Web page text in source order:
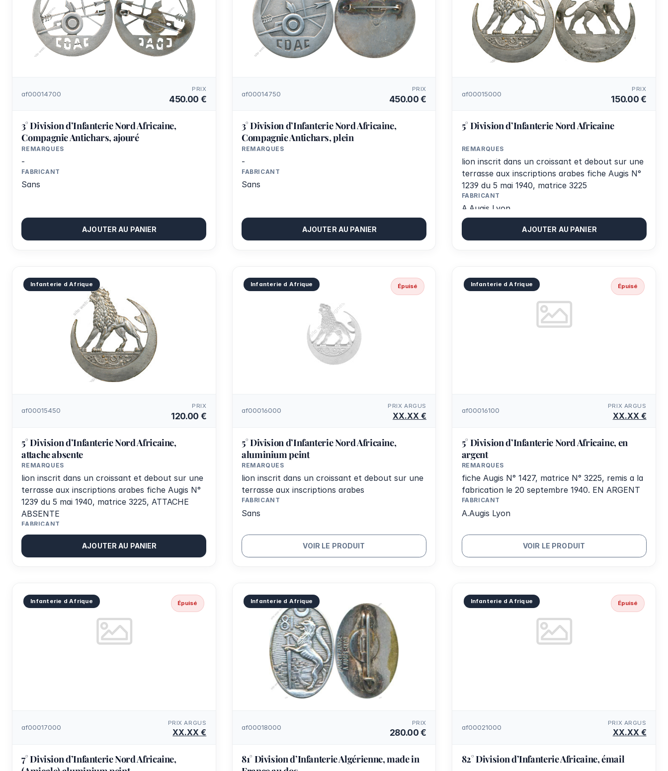
af00014700
PRIX
450.00 €
3° Division d’Infanterie Nord Africaine,
Compagnie Antichars, ajouré
REMARQUES
-
FABRICANT
Sans
AJOUTER AU PANIER
af00014750
PRIX
450.00 €
3° Division d’Infanterie Nord Africaine,
Compagnie Antichars, plein
REMARQUES
-
FABRICANT
Sans
AJOUTER AU PANIER
af00015000
PRIX
150.00 €
5° Division d’Infanterie Nord Africaine
REMARQUES
lion inscrit dans un croissant et debout sur une
terrasse aux inscriptions arabes fiche Augis N°
1239 du 5 mai 1940, matrice 3225
FABRICANT
A.Augis Lyon
AJOUTER AU PANIER
Infanterie d Afrique
af00015450
PRIX
120.00 €
5° Division d’Infanterie Nord Africaine,
attache absente
REMARQUES
lion inscrit dans un croissant et debout sur une
terrasse aux inscriptions arabes fiche Augis N°
1239 du 5 mai 1940, matrice 3225, ATTACHE
ABSENTE
FABRICANT
A.Augis Lyon
AJOUTER AU PANIER
Infanterie d Afrique Épuisé
af00016000
PRIX ARGUS
XX.XX €
5° Division d’Infanterie Nord Africaine,
aluminium peint
REMARQUES
lion inscrit dans un croissant et debout sur une
terrasse aux inscriptions arabes
FABRICANT
Sans
VOIR LE PRODUIT
Infanterie d Afrique Épuisé
af00016100
PRIX ARGUS
XX.XX €
5° Division d’Infanterie Nord Africaine, en
argent
REMARQUES
fiche Augis N° 1427, matrice N° 3225, remis a la
fabrication le 20 septembre 1940. EN ARGENT
FABRICANT
A.Augis Lyon
VOIR LE PRODUIT
Infanterie d Afrique Épuisé
af00017000
PRIX ARGUS
XX.XX €
7° Division d’Infanterie Nord Africaine,
Infanterie d Afrique
af00018000
PRIX
280.00 €
81° Division d’Infanterie Algérienne, made in
Infanterie d Afrique Épuisé
af00021000
PRIX ARGUS
XX.XX €
82° Division d’Infanterie Africaine, émail